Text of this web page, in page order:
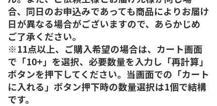
合、同日のお申込みであっても商品によりお届け
日が異なる場合がございますので、あらかじめ
ご了承ください。
※11点以上、ご購入希望の場合は、カート画面
で「10+」を選択、必要数量を入力し「再計算」
ボタンを押下してください。当画面での「カート
に入れる」ボタン押下時の数量選択は1個で結構
です。